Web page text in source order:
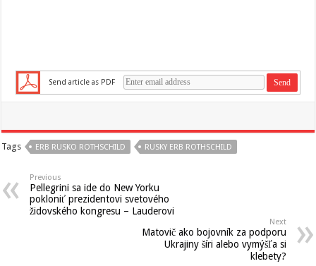
Send article as PDF
Tags ERB RUSKO ROTHSCHILD RUSKY ERB ROTHSCHILD
Previous
Pellegrini sa ide do New Yorku
pokloniť prezidentovi svetového
židovského kongresu – Lauderovi
Next
Matovič ako bojovník za podporu
Ukrajiny šíri alebo vymýšľa si
klebety?